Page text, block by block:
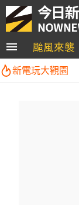
颱風來襲
新電玩大觀園